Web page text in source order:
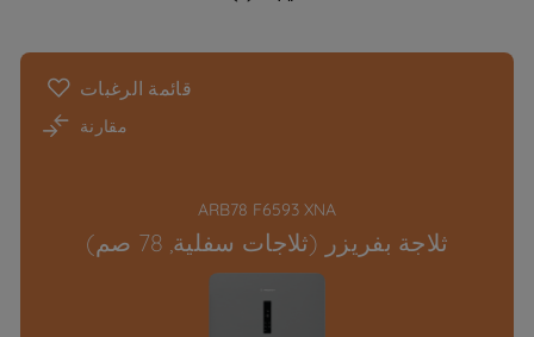
قائمة الرغبات
مقارنة
ARB78 F6593 XNA
ثلاجة بفريزر (ثلاجات سفلية, 78 صم)